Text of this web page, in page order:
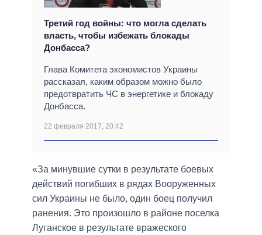
Третий год войны: что могла сделать
власть, чтобы избежать блокады
Донбасса?
Глава Комитета экономистов Украины
рассказал, каким образом можно было
предотвратить ЧС в энергетике и блокаду
Донбасса.
22 февраля 2017, 20:42
«За минувшие сутки в результате боевых
действий погибших в рядах Вооруженных
сил Украины не было, один боец получил
ранения. Это произошло в районе поселка
Луганское в результате вражеского